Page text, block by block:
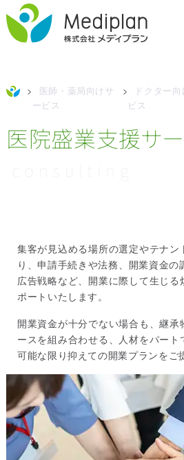
>
医師・薬局向けサ
ービス
>
ドクター
ビス
医院盛業支援サ
集客が見込める場所の選定やテナン
り、申請手続きや法務、開業資金
広告戦略など、開業に際して生じ
ポートいたします。
開業資金が十分でない場合も、継承
ースを組み合わせる、人材をパー
可能な限り抑えての開業プランをご